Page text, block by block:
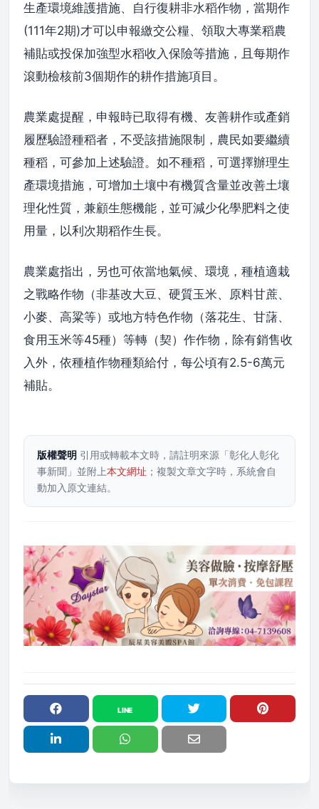
生產環境維護措施、自行復耕非水稻作物，當期作
(111年2期)才可以申報繳交公糧、領取大專業稻農
補貼或投保加強型水稻收入保險等措施，且每期作
滾動檢核前3個期作的耕作措施項目。
農業處提醒，申報時已取得有機、友善耕作或產銷
履歷驗證種稻者，不受該措施限制，農民如要繼續
種稻，可參加上述驗證。如不種稻，可選擇辦理生
產環境措施，可增加土壤中有機質含量並改善土壤
理化性質，兼顧生態機能，並可減少化學肥料之使
用量，以利次期稻作生長。
農業處指出，另也可依當地氣候、環境，種植適栽
之戰略作物（非基改大豆、硬質玉米、原料甘蔗、
小麥、高粱等）或地方特色作物（落花生、甘藷、
食用玉米等45種）等轉（契）作作物，除有銷售收
入外，依種植作物種類給付，每公頃有2.5-6萬元
補貼。
版權聲明 引用或轉載本文時，請註明來源「彰化人彰化
事新聞」並附上本文網址 ；複製文章文字時，系統會自
動加入原文連結。